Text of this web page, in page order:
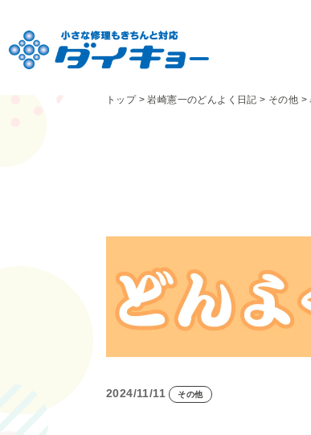
トップ>岩崎憲一のどんよく日記 > その他 >
2024/11/11 その他